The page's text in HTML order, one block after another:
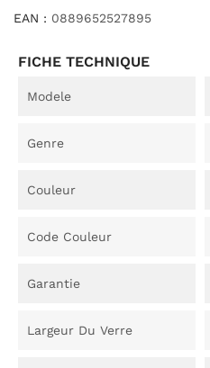
EAN : 0889652527895
FICHE TECHNIQUE
Modele
Genre
Couleur
Code Couleur
Garantie
Largeur Du Verre